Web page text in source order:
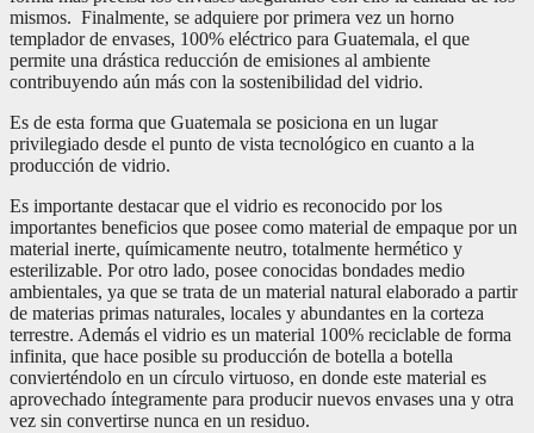
mismos. Finalmente, se adquiere por primera vez un horno
templador de envases, 100% eléctrico para Guatemala, el que
permite una drástica reducción de emisiones al ambiente
contribuyendo aún más con la sostenibilidad del vidrio.
Es de esta forma que Guatemala se posiciona en un lugar
privilegiado desde el punto de vista tecnológico en cuanto a la
producción de vidrio.
Es importante destacar que el vidrio es reconocido por los
importantes beneficios que posee como material de empaque por un
material inerte, químicamente neutro, totalmente hermético y
esterilizable. Por otro lado, posee conocidas bondades medio
ambientales, ya que se trata de un material natural elaborado a partir
de materias primas naturales, locales y abundantes en la corteza
terrestre. Además el vidrio es un material 100% reciclable de forma
infinita, que hace posible su producción de botella a botella
convierténdolo en un círculo virtuoso, en donde este material es
aprovechado íntegramente para producir nuevos envases una y otra
vez sin convertirse nunca en un residuo.